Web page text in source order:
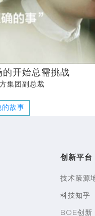
开始总需挑战
集团副总裁
的故事
创新平台
技术策源
科技知乎
BOE创新